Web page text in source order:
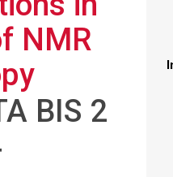
NMR
BIS 2